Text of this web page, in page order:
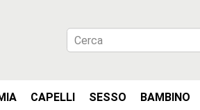
CAPELLI SESSO BAMBINO